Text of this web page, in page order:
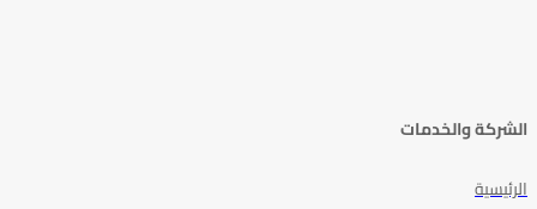
الشركة والخدمات
الرئيسية